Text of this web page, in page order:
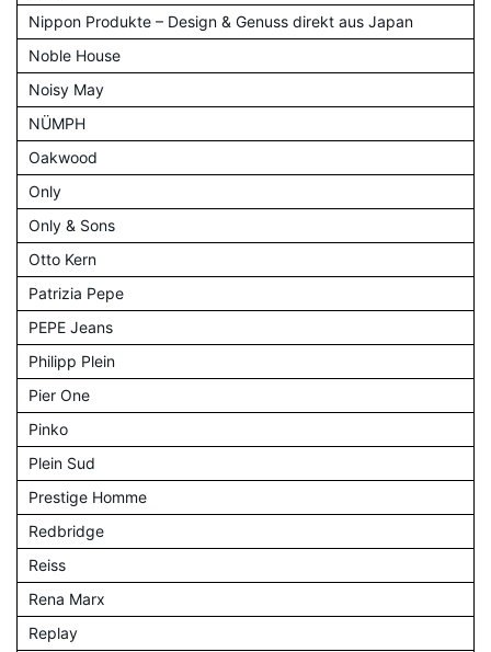
Nippon Produkte – Design & Genuss direkt aus Japan
Noble House
Noisy May
NÜMPH
Oakwood
Only
Only & Sons
Otto Kern
Patrizia Pepe
PEPE Jeans
Philipp Plein
Pier One
Pinko
Plein Sud
Prestige Homme
Redbridge
Reiss
Rena Marx
Replay